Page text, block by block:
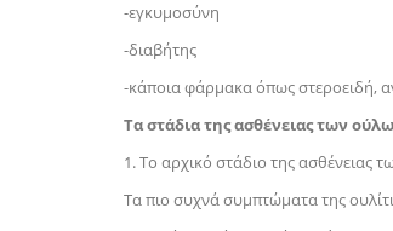
-εγκυμοσύνη
-διαβήτης
-κάποια φάρμακα όπως στεροειδή,
Τα στάδια της ασθένειας των
1. Το αρχικό στάδιο της ασθένειας
Τα πιο συχνά συμπτώματα της